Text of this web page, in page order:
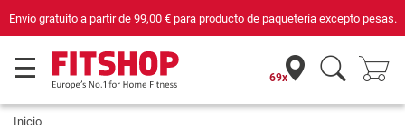
Envío gratuito a partir de 99,00 €para producto de paquetería excepto pesas.
69x
Inicio